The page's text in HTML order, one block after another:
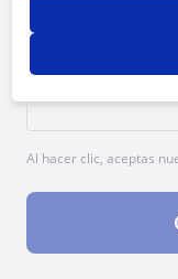
Al hacer clic, aceptas